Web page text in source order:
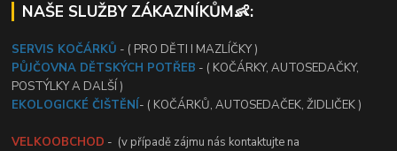
NAŠE SLUŽBY ZÁKAZNÍKŮM👶:
SERVIS KOČÁRKŮ - ( PRO DĚTI I MAZLÍČKY )
PŮJČOVNA DĚTSKÝCH POTŘEB - ( KOČÁRKY, AUTOSEDAČKY,
POSTÝLKY A DALŠÍ )
EKOLOGICKÉ ČIŠTĚNÍ- ( KOČÁRKŮ, AUTOSEDAČEK, ŽIDLIČEK )
VELKOOBCHOD - (v případě zájmu nás kontaktujte na